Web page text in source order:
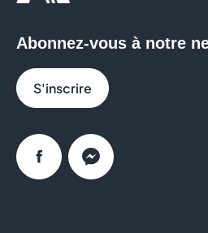
Abonnez-vous à notre
S'inscrire
FacebookMessenger